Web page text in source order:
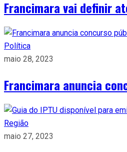
Francimara vai definir
Política
maio 28, 2023
Francimara anuncia
Região
maio 27, 2023